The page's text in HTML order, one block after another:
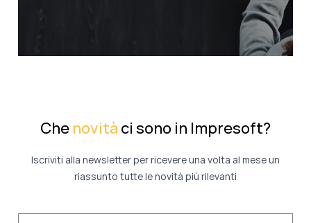
Che novità ci sono in Impresoft?
Iscriviti alla newsletter per ricevere una volta al mese un
riassunto tutte le novità più rilevanti